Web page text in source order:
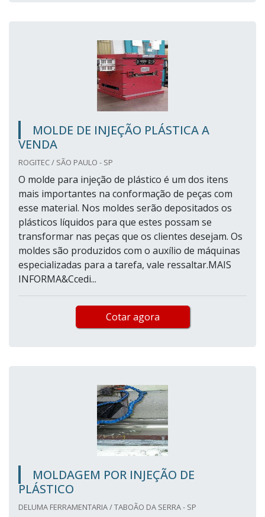
MOLDE DE INJEÇÃO PLÁSTICA A
VENDA
ROGITEC / SÃO PAULO - SP
O molde para injeção de plástico é um dos itens
mais importantes na conformação de peças com
esse material. Nos moldes serão depositados os
plásticos líquidos para que estes possam se
transformar nas peças que os clientes desejam. Os
moldes são produzidos com o auxílio de máquinas
especializadas para a tarefa, vale ressaltar.MAIS
INFORMA&Ccedi...
Cotar agora
MOLDAGEM POR INJEÇÃO DE
PLÁSTICO
DELUMA FERRAMENTARIA / TABOÃO DA SERRA - SP